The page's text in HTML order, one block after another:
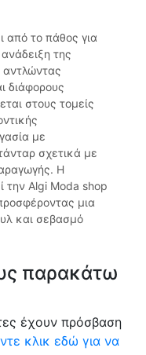
από το πάθος για
της
διάφορους
στους τομείς
με
σχετικά με
Η
την Algi Moda shop
μια
και σεβασμό
παρακάτω
έχουν πρόσβαση
κλικ εδώ για να